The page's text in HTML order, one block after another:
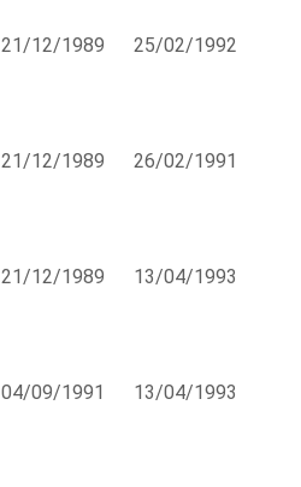
21/12/1989 25/02/1992
21/12/1989 26/02/1991
21/12/1989 13/04/1993
04/09/1991 13/04/1993